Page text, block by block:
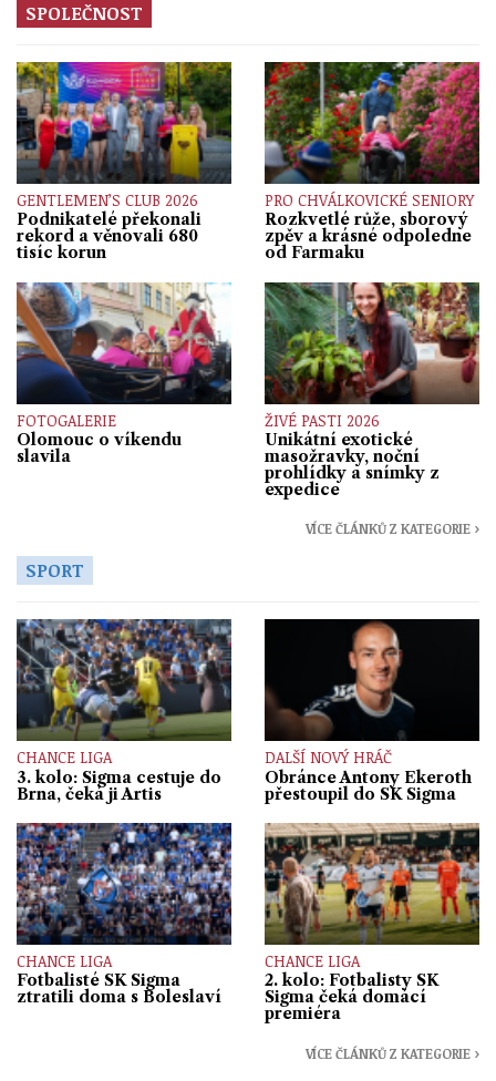
SPOLEČNOST
GENTLEMEN’S CLUB 2026
Podnikatelé překonali
rekord a věnovali 680
tisíc korun
PRO CHVÁLKOVICKÉ SENIORY
Rozkvetlé růže, sborový
zpěv a krásné odpoledne
od Farmaku
FOTOGALERIE
Olomouc o víkendu
slavila
ŽIVÉ PASTI 2026
Unikátní exotické
masožravky, noční
prohlídky a snímky z
expedice
VÍCE ČLÁNKŮ Z KATEGORIE ›
SPORT
CHANCE LIGA
3. kolo: Sigma cestuje do
Brna, čeká ji Artis
DALŠÍ NOVÝ HRÁČ
Obránce Antony Ekeroth
přestoupil do SK Sigma
CHANCE LIGA
Fotbalisté SK Sigma
ztratili doma s Boleslaví
CHANCE LIGA
2. kolo: Fotbalisty SK
Sigma čeká domácí
premiéra
VÍCE ČLÁNKŮ Z KATEGORIE ›